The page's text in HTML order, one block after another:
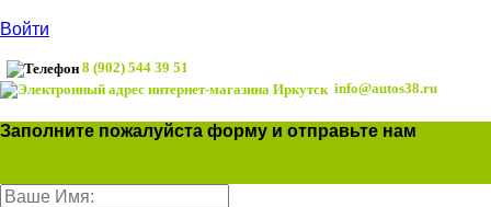
Войти
8 (902) 544 39 51
info@autos38.ru
Заполните пожалуйста форму и отправьте нам